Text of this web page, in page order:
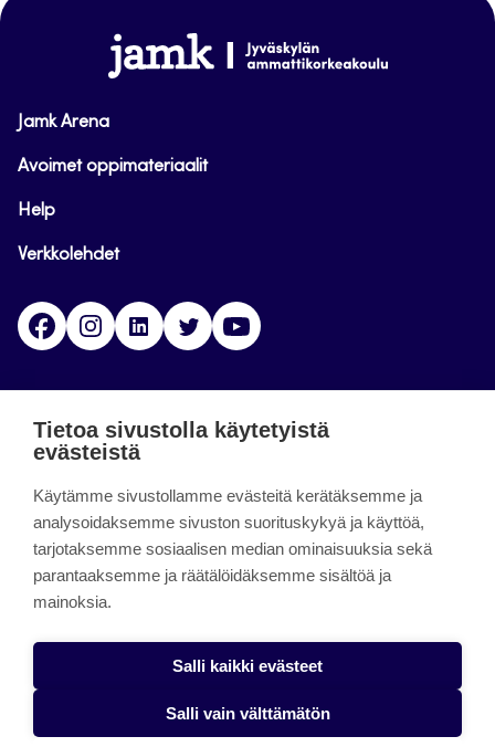
www.jamk.fi
Jamk Arena
Avoimet oppimateriaalit
Help
Verkkolehdet
FacebookInstagramLinkedinTwitter
päättynyt 11.9.2023.
About the site
Käyttöehdot
Alasottoilmoitus
Tietoa sivustolla käytetyistä
evästeistä
Käytämme sivustollamme evästeitä kerätäksemme ja
analysoidaksemme sivuston suorituskykyä ja käyttöä,
tarjotaksemme sosiaalisen median ominaisuuksia sekä
parantaaksemme ja räätälöidäksemme sisältöä ja
mainoksia.
Salli kaikki evästeet
Salli vain välttämätön